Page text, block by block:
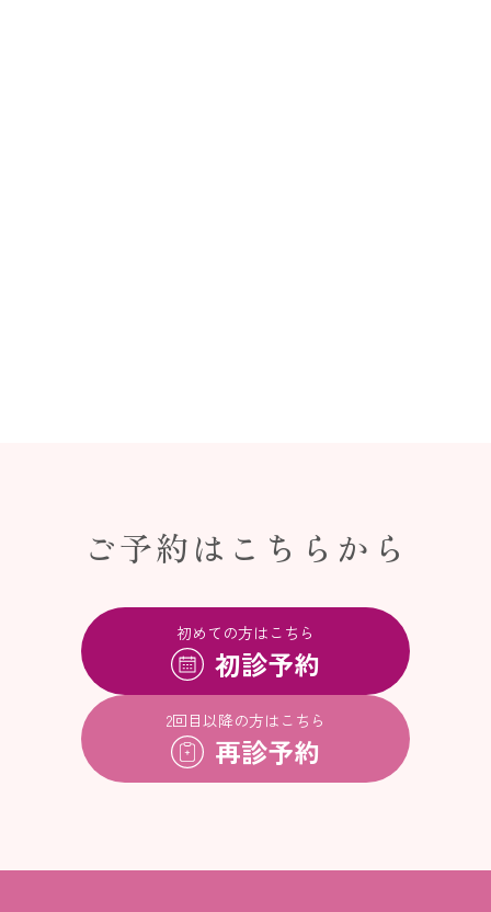
ご予約はこちらから
初めての方はこちら
初診予約
2回目以降の方はこちら
再診予約